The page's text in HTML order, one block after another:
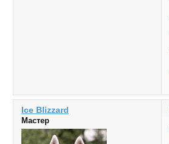
Ice Blizzard
Мастер